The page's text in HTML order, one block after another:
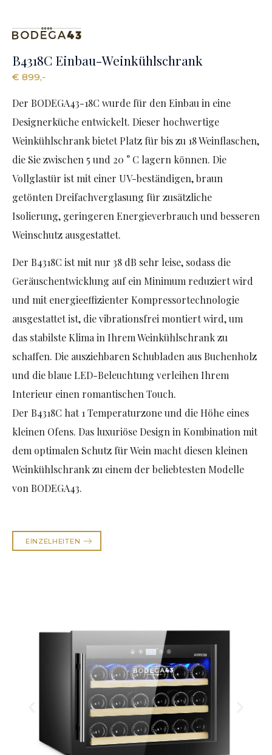
B4318C Einbau-Weinkühlschrank
€ 899,-
Der BODEGA43-18C wurde für den Einbau in eine
Designerküche entwickelt. Dieser hochwertige
Weinkühlschrank bietet Platz für bis zu 18 Weinflaschen,
die Sie zwischen 5 und 20 ° C lagern können. Die
Vollglastür ist mit einer UV-beständigen, braun
getönten Dreifachverglasung für zusätzliche
Isolierung, geringeren Energieverbrauch und besseren
Weinschutz ausgestattet.
Der B4318C ist mit nur 38 dB sehr leise, sodass die
Geräuschentwicklung auf ein Minimum reduziert wird
und mit energieeffizienter Kompressortechnologie
ausgestattet ist, die vibrationsfrei montiert wird, um
das stabilste Klima in Ihrem Weinkühlschrank zu
schaffen. Die ausziehbaren Schubladen aus Buchenholz
und die blaue LED-Beleuchtung verleihen Ihrem
Interieur einen romantischen Touch.
Der B4318C hat 1 Temperaturzone und die Höhe eines
kleinen Ofens. Das luxuriöse Design in Kombination mit
dem optimalen Schutz für Wein macht diesen kleinen
Weinkühlschrank zu einem der beliebtesten Modelle
von BODEGA43.
EINZELHEITEN